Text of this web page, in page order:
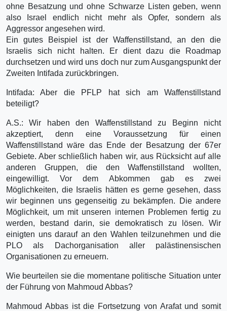
ohne Besatzung und ohne Schwarze Listen geben, wenn
also Israel endlich nicht mehr als Opfer, sondern als
Aggressor angesehen wird.
Ein gutes Beispiel ist der Waffenstillstand, an den die
Israelis sich nicht halten. Er dient dazu die Roadmap
durchsetzen und wird uns doch nur zum Ausgangspunkt der
Zweiten Intifada zurückbringen.
Intifada: Aber die PFLP hat sich am Waffenstillstand
beteiligt?
A.S.: Wir haben den Waffenstillstand zu Beginn nicht
akzeptiert, denn eine Voraussetzung für einen
Waffenstillstand wäre das Ende der Besatzung der 67er
Gebiete. Aber schließlich haben wir, aus Rücksicht auf alle
anderen Gruppen, die den Waffenstillstand wollten,
eingewilligt. Vor dem Abkommen gab es zwei
Möglichkeiten, die Israelis hätten es gerne gesehen, dass
wir beginnen uns gegenseitig zu bekämpfen. Die andere
Möglichkeit, um mit unseren internen Problemen fertig zu
werden, bestand darin, sie demokratisch zu lösen. Wir
einigten uns darauf an den Wahlen teilzunehmen und die
PLO als Dachorganisation aller palästinensischen
Organisationen zu erneuern.
Wie beurteilen sie die momentane politische Situation unter
der Führung von Mahmoud Abbas?
Mahmoud Abbas ist die Fortsetzung von Arafat und somit